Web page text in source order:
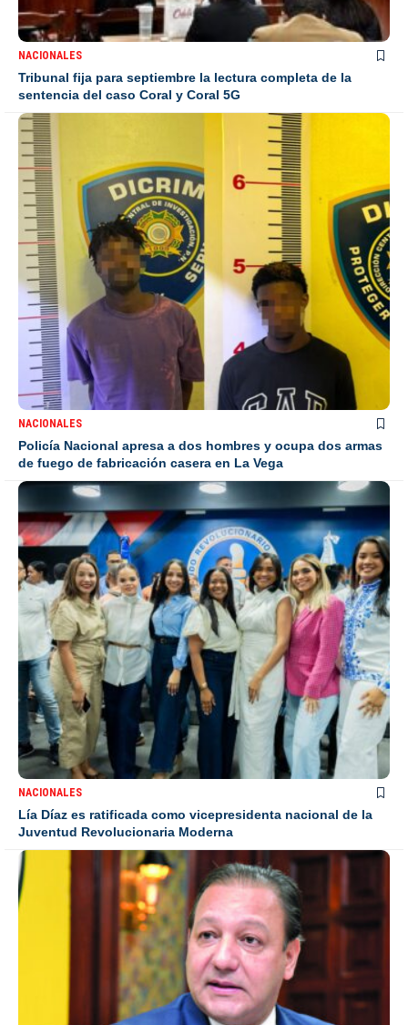
NACIONALES
Tribunal fija para septiembre la lectura completa de la
sentencia del caso Coral y Coral 5G
NACIONALES
Policía Nacional apresa a dos hombres y ocupa dos armas
de fuego de fabricación casera en La Vega
NACIONALES
Lía Díaz es ratificada como vicepresidenta nacional de la
Juventud Revolucionaria Moderna